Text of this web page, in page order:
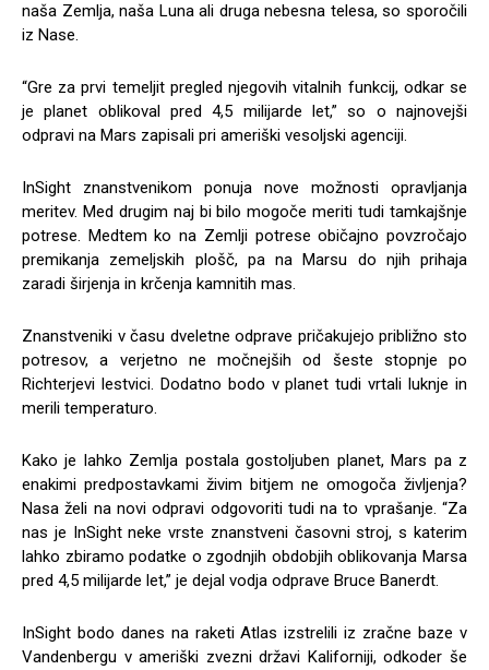
naša Zemlja, naša Luna ali druga nebesna telesa, so sporočili
iz Nase.
“Gre za prvi temeljit pregled njegovih vitalnih funkcij, odkar se
je planet oblikoval pred 4,5 milijarde let,” so o najnovejši
odpravi na Mars zapisali pri ameriški vesoljski agenciji.
InSight znanstvenikom ponuja nove možnosti opravljanja
meritev. Med drugim naj bi bilo mogoče meriti tudi tamkajšnje
potrese. Medtem ko na Zemlji potrese običajno povzročajo
premikanja zemeljskih plošč, pa na Marsu do njih prihaja
zaradi širjenja in krčenja kamnitih mas.
Znanstveniki v času dveletne odprave pričakujejo približno sto
potresov, a verjetno ne močnejših od šeste stopnje po
Richterjevi lestvici. Dodatno bodo v planet tudi vrtali luknje in
merili temperaturo.
Kako je lahko Zemlja postala gostoljuben planet, Mars pa z
enakimi predpostavkami živim bitjem ne omogoča življenja?
Nasa želi na novi odpravi odgovoriti tudi na to vprašanje. “Za
nas je InSight neke vrste znanstveni časovni stroj, s katerim
lahko zbiramo podatke o zgodnjih obdobjih oblikovanja Marsa
pred 4,5 milijarde let,” je dejal vodja odprave Bruce Banerdt.
InSight bodo danes na raketi Atlas izstrelili iz zračne baze v
Vandenbergu v ameriški zvezni državi Kaliforniji, odkoder še